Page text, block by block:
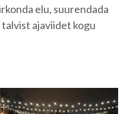
elu, suurendada
ajaviidet kogu